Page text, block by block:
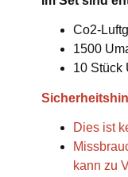
Co2-
1500
10 Stück
Dies ist
kann zu